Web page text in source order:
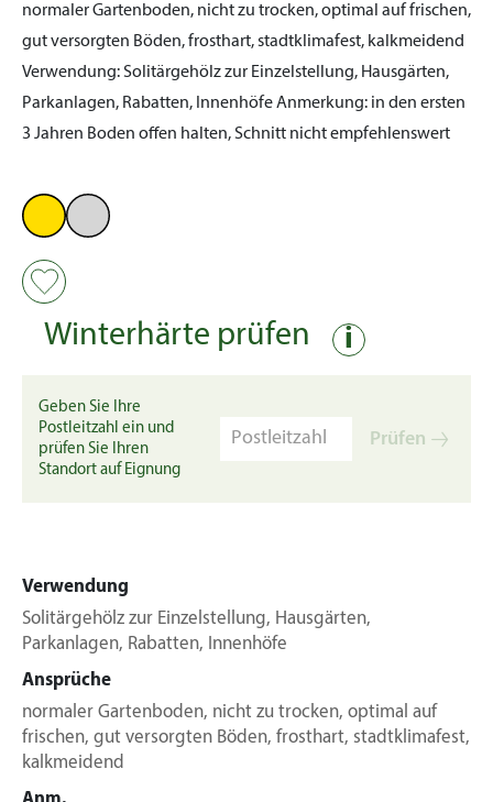
normaler Gartenboden, nicht zu trocken, optimal auf frischen,
gut versorgten Böden, frosthart, stadtklimafest, kalkmeidend
Verwendung:Solitärgehölz zur Einzelstellung, Hausgärten,
Parkanlagen, Rabatten, InnenhöfeAnmerkung: in den ersten
3 Jahren Boden offen halten, Schnitt nicht empfehlenswert
Winterhärte prüfen i
Geben Sie Ihre
Postleitzahl ein und
prüfen Sie Ihren
Standort auf Eignung
Prüfen
Verwendung
Solitärgehölz zur Einzelstellung, Hausgärten,
Parkanlagen, Rabatten, Innenhöfe
Ansprüche
normaler Gartenboden, nicht zu trocken, optimal auf
frischen, gut versorgten Böden, frosthart, stadtklimafest,
kalkmeidend